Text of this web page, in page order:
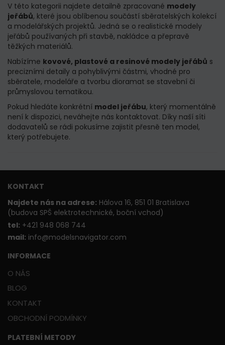
V této kategorii najdete detailně zpracované modely
jeřábů, které jsou oblíbenou součástí sběratelských kolekcí
a modelářských projektů. Jedná se o realistické modely
jeřábů používaných při stavbě, nakládce a přepravě
těžkých materiálů.
Nabízíme kovové, plastové a resinové modely jeřábů s
precizními detaily a pohyblivými částmi, vhodné pro
sběratele, modeláře a tvorbu dioramat se stavební či
průmyslovou tematikou.
Pokud hledáte konkrétní model jeřábu, který momentálně
není k dispozici, neváhejte nás kontaktovat. Díky naší síti
dodavatelů se rádi pokusíme zajistit přesně ten model,
který potřebujete.
KONTAKT
Najdete nás na adrese: Hálova 16, 851 01 Bratislava
(budova SPŠ elektrotechnické, boční vchod)
tel: +421 948 068 744
mail: info@modelsnavigator.com
INFORMACE
O NÁS
BLOG
KONTAKT
OBCHODNÍ PODMÍNKY
PLATEBNÍ METODY